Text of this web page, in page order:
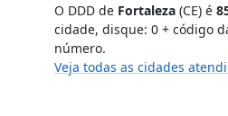
O DDD de Fortaleza (CE) é
cidade, disque: 0 + código
número.
Veja todas as cidades